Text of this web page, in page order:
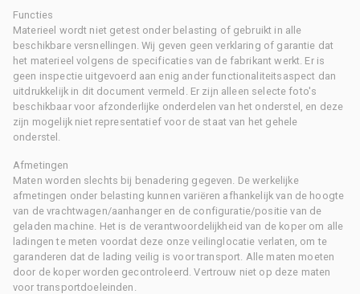
Functies
Materieel wordt niet getest onder belasting of gebruikt in alle
beschikbare versnellingen. Wij geven geen verklaring of garantie dat
het materieel volgens de specificaties van de fabrikant werkt. Er is
geen inspectie uitgevoerd aan enig ander functionaliteitsaspect dan
uitdrukkelijk in dit document vermeld. Er zijn alleen selecte foto's
beschikbaar voor afzonderlijke onderdelen van het onderstel, en deze
zijn mogelijk niet representatief voor de staat van het gehele
onderstel.
Afmetingen
Maten worden slechts bij benadering gegeven. De werkelijke
afmetingen onder belasting kunnen variëren afhankelijk van de hoogte
van de vrachtwagen/aanhanger en de configuratie/positie van de
geladen machine. Het is de verantwoordelijkheid van de koper om alle
ladingen te meten voordat deze onze veilinglocatie verlaten, om te
garanderen dat de lading veilig is voor transport. Alle maten moeten
door de koper worden gecontroleerd. Vertrouw niet op deze maten
voor transportdoeleinden.